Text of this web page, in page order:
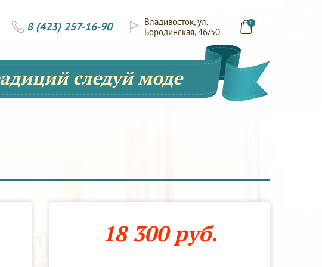
0
Владивосток, ул.
Бородинская, 46/50
8 (423) 257-16-90
следуй моде
18 300 руб.